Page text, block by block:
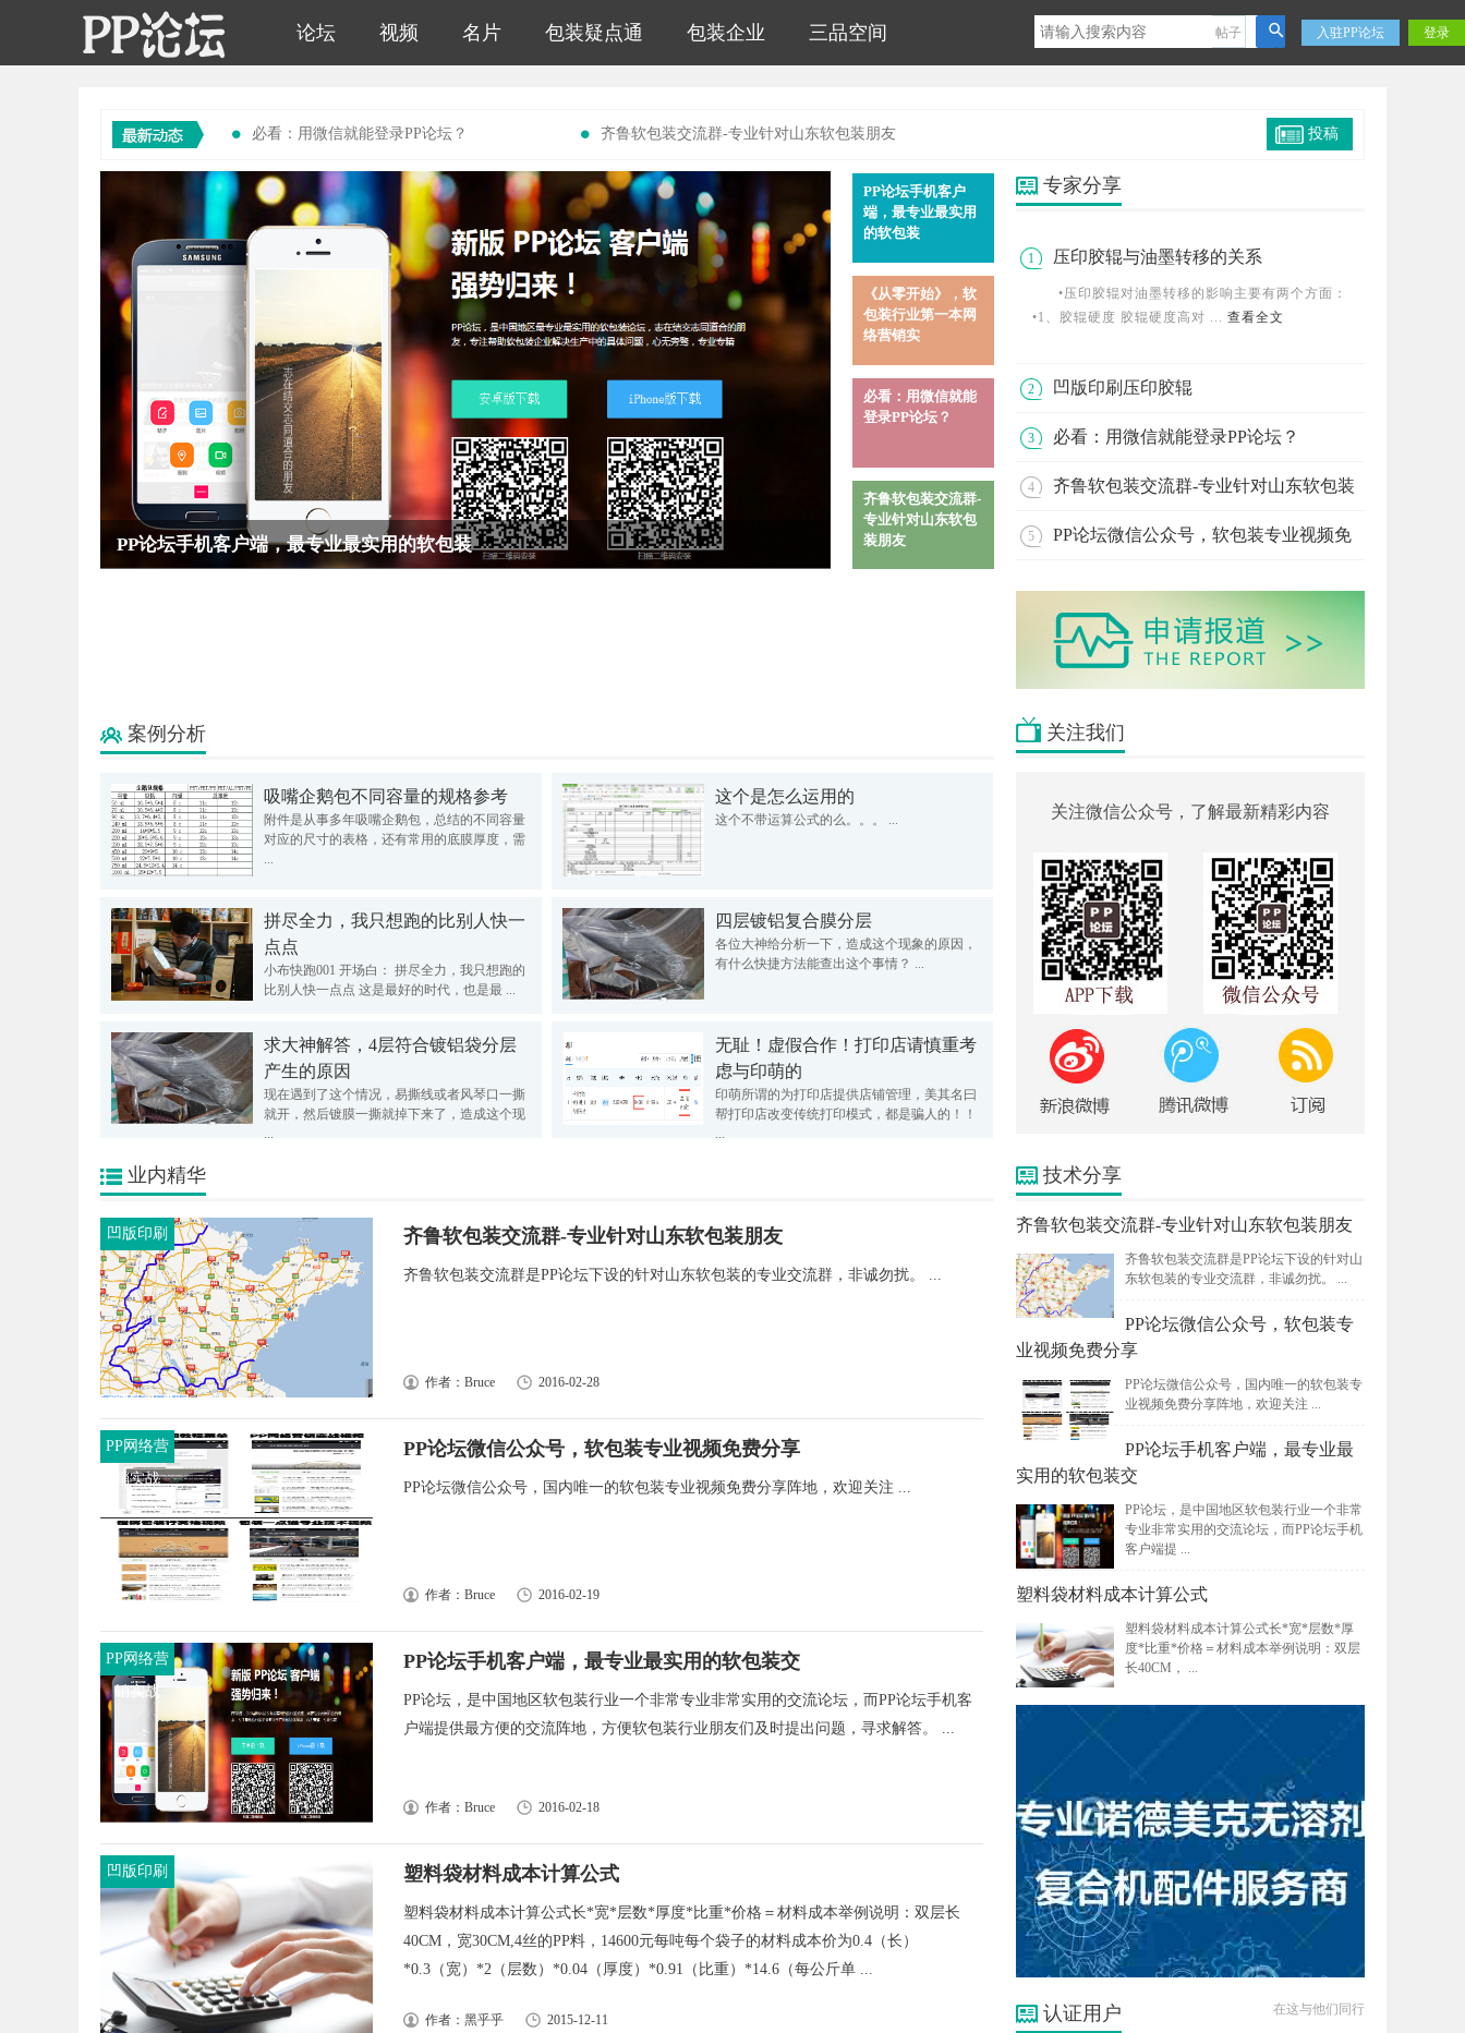
论坛 视频 名片 包装疑点通 包装企业 三品空间 入驻PP论坛 登录
帖子
必看：用微信就能登录PP论坛？ 齐鲁软包装交流群-专业针对山东软包装朋友 PP论坛手机客户端，最
投稿
PP论坛手机客户端，最专业最实用的软包装
PP论坛手机客户
端，最专业最实用
的软包装
《从零开始》，软
包装行业第一本网
络营销实
必看：用微信就能
登录PP论坛？
齐鲁软包装交流群-
专业针对山东软包
装朋友
专家分享
1 压印胶辊与油墨转移的关系
•压印胶辊对油墨转移的影响主要有两个方面：
•1、胶辊硬度 胶辊硬度高对 ... 查看全文
2 凹版印刷压印胶辊
3 必看：用微信就能登录PP论坛？
4 齐鲁软包装交流群-专业针对山东软包装
朋友
5 PP论坛微信公众号，软包装专业视频免
案例分析
吸嘴企鹅包不同容量的规格参考
附件是从事多年吸嘴企鹅包，总结的不同容量
对应的尺寸的表格，还有常用的底膜厚度，需
...
这个是怎么运用的
这个不带运算公式的么。。。 ...
拼尽全力，我只想跑的比别人快一
点点
小布快跑001 开场白： 拼尽全力，我只想跑的
比别人快一点点 这是最好的时代，也是最 ...
四层镀铝复合膜分层
各位大神给分析一下，造成这个现象的原因，
有什么快捷方法能查出这个事情？ ...
求大神解答，4层符合镀铝袋分层
产生的原因
现在遇到了这个情况，易撕线或者风琴口一撕
就开，然后镀膜一撕就掉下来了，造成这个现
...
无耻！虚假合作！打印店请慎重考
虑与印萌的
印萌所谓的为打印店提供店铺管理，美其名曰
帮打印店改变传统打印模式，都是骗人的！！
...
关注我们
关注微信公众号，了解最新精彩内容
业内精华
凹版印刷 齐鲁软包装交流群-专业针对山东软包装朋友
齐鲁软包装交流群是PP论坛下设的针对山东软包装的专业交流群，非诚勿扰。 ...
作者：Bruce 2016-02-28
PP网络营
销实战
PP论坛微信公众号，软包装专业视频免费分享
PP论坛微信公众号，国内唯一的软包装专业视频免费分享阵地，欢迎关注 ...
作者：Bruce 2016-02-19
PP网络营
销实战
PP论坛手机客户端，最专业最实用的软包装交
PP论坛，是中国地区软包装行业一个非常专业非常实用的交流论坛，而PP论坛手机客
户端提供最方便的交流阵地，方便软包装行业朋友们及时提出问题，寻求解答。 ...
作者：Bruce 2016-02-18
凹版印刷 塑料袋材料成本计算公式
塑料袋材料成本计算公式长*宽*层数*厚度*比重*价格＝材料成本举例说明：双层长
40CM，宽30CM,4丝的PP料，14600元每吨每个袋子的材料成本价为0.4（长）
*0.3（宽）*2（层数）*0.04（厚度）*0.91（比重）*14.6（每公斤单 ...
作者：黑乎乎 2015-12-11
技术分享
齐鲁软包装交流群-专业针对山东软包装朋友
齐鲁软包装交流群是PP论坛下设的针对山
东软包装的专业交流群，非诚勿扰。 ...
PP论坛微信公众号，软包装专
业视频免费分享
PP论坛微信公众号，国内唯一的软包装专
业视频免费分享阵地，欢迎关注 ...
PP论坛手机客户端，最专业最
实用的软包装交
PP论坛，是中国地区软包装行业一个非常
专业非常实用的交流论坛，而PP论坛手机
客户端提 ...
塑料袋材料成本计算公式
塑料袋材料成本计算公式长*宽*层数*厚
度*比重*价格＝材料成本举例说明：双层
长40CM， ...
认证用户 在这与他们同行